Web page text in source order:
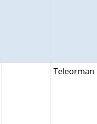
Teleorman